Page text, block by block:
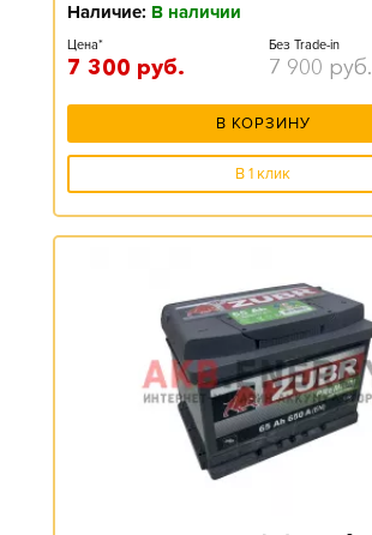
Наличие: В наличии
Цена*
7 300 руб.
Без Trade-in
7 900 руб.
В КОРЗИНУ
В 1 клик